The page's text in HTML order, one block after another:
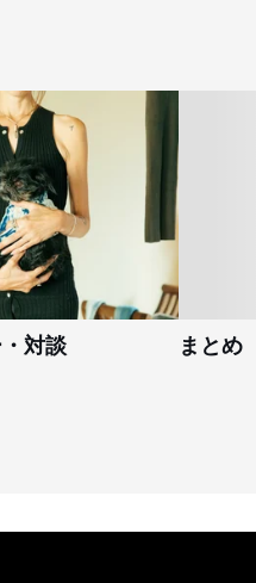
対談 まとめ